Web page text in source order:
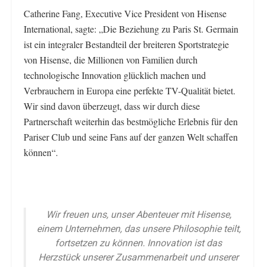
Catherine Fang, Executive Vice President von Hisense
International, sagte: „Die Beziehung zu Paris St. Germain
ist ein integraler Bestandteil der breiteren Sportstrategie
von Hisense, die Millionen von Familien durch
technologische Innovation glücklich machen und
Verbrauchern in Europa eine perfekte TV-Qualität bietet.
Wir sind davon überzeugt, dass wir durch diese
Partnerschaft weiterhin das bestmögliche Erlebnis für den
Pariser Club und seine Fans auf der ganzen Welt schaffen
können“.
Wir freuen uns, unser Abenteuer mit Hisense,
einem Unternehmen, das unsere Philosophie teilt,
fortsetzen zu können. Innovation ist das
Herzstück unserer Zusammenarbeit und unserer